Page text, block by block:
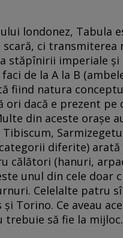
londonez, Tabula
ci transmiterea
stăpînirii imperiale și
de la A la B
fiind natura
ori dacă e prezent
din aceste orașe
diferite)
călători (hanuri,
unul din cele doar
Celelalte patru
și Torino. Ce aveau
trebuie să fie la mijloc.